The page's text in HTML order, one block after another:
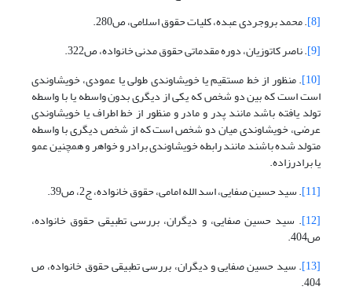
[8] . محمد بروجردی عبده، کلیات حقوق اسلامی، ص280.
[9] . ناصر کاتوزیان، دوره مقدماتی حقوق مدنی خانواده، ص322.
[10]
. منظور از خط مستقیم یا خویشاوندی طولی یا عمودی، خویشاوندی
است است که بین دو شخص که یکی از دیگری بدون واسطه یا با واسطه
تولد یافته باشد مانند پدر و مادر و منظور از خط اطراف یا خویشاوندی
عرضی، خویشاوندی میان دو شخص است که از شخص دیگری با واسطه
متولد شده باشند مانند رابطه خویشاوندی برادر و خواهر و همچنین عمو
یا برادرزاده.
[11]
. سید حسین صفایی، اسد الله امامی، حقوق خانواده، ج2، ص39.
[12]
. سید حسین صفایی، و دیگران، بررسی تطبیقی حقوق خانواده،
ص404.
[13]
. سید حسین صفایی و دیگران، بررسی تطبیقی حقوق خانواده، ص
404.